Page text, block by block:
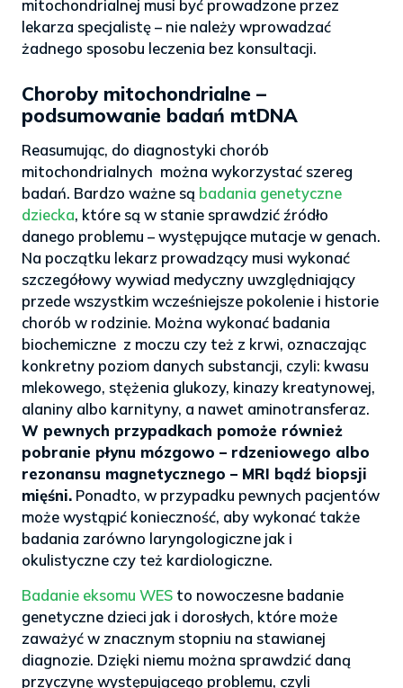
mitochondrialnej musi być prowadzone przez
lekarza specjalistę – nie należy wprowadzać
żadnego sposobu leczenia bez konsultacji.
Choroby mitochondrialne –
podsumowanie badań mtDNA
Reasumując, do diagnostyki chorób
mitochondrialnych można wykorzystać szereg
badań. Bardzo ważne są badania genetyczne
dziecka, które są w stanie sprawdzić źródło
danego problemu – występujące mutacje w genach.
Na początku lekarz prowadzący musi wykonać
szczegółowy wywiad medyczny uwzględniający
przede wszystkim wcześniejsze pokolenie i historie
chorób w rodzinie. Można wykonać badania
biochemiczne z moczu czy też z krwi, oznaczając
konkretny poziom danych substancji, czyli: kwasu
mlekowego, stężenia glukozy, kinazy kreatynowej,
alaniny albo karnityny, a nawet aminotransferaz.
W pewnych przypadkach pomoże również
pobranie płynu mózgowo – rdzeniowego albo
rezonansu magnetycznego – MRI bądź biopsji
mięśni. Ponadto, w przypadku pewnych pacjentów
może wystąpić konieczność, aby wykonać także
badania zarówno laryngologiczne jak i
okulistyczne czy też kardiologiczne.
Badanie eksomu WES to nowoczesne badanie
genetyczne dzieci jak i dorosłych, które może
zaważyć w znacznym stopniu na stawianej
diagnozie. Dzięki niemu można sprawdzić daną
przyczynę występującego problemu, czyli